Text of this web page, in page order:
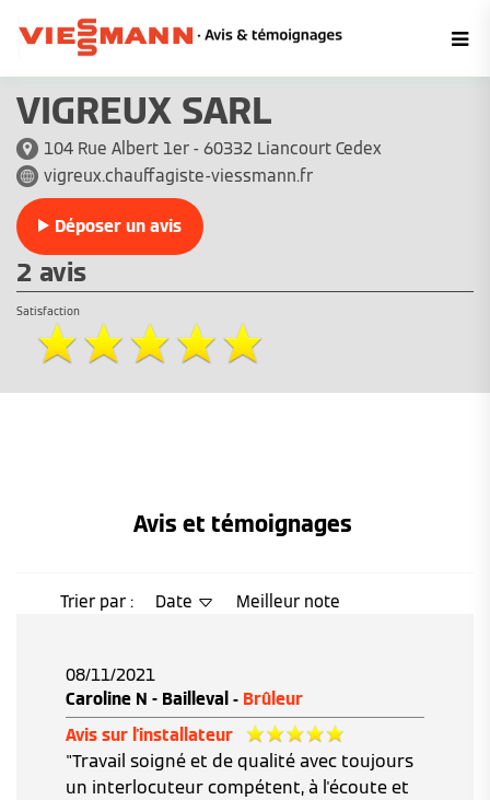
VIGREUX SARL
104 Rue Albert 1er - 60332 Liancourt Cedex
vigreux.chauffagiste-viessmann.fr
Déposer un avis
2 avis
Satisfaction
Avis et témoignages
Trier par : Date Meilleur note
08/11/2021
Caroline N - Bailleval - Brûleur
Avis sur l'installateur
"Travail soigné et de qualité avec toujours
un interlocuteur compétent, à l'écoute et